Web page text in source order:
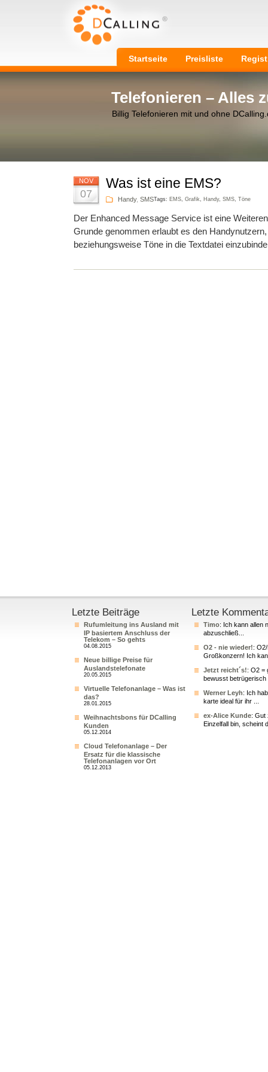
Startseite Preisliste
Telefonieren – Alles
Billig Telefonieren mit und ohne
NOV
07
Was ist eine EMS?
Tags: EMS, Grafik, Handy, SMS, Töne
Handy, SMS
Der Enhanced Message Service ist eine
Grunde genommen erlaubt es den
beziehungsweise Töne in die Textdatei
Letzte Beiträge
Rufumleitung ins Ausland mit
IP basiertem Anschluss der
Telekom – So gehts
04.08.2015
Neue billige Preise für
Auslandstelefonate
20.05.2015
Virtuelle Telefonanlage – Was ist
das?
28.01.2015
Weihnachtsbons für DCalling
Kunden
05.12.2014
Cloud Telefonanlage – Der
Ersatz für die klassische
Telefonanlagen vor Ort
05.12.2013
Letzte
Timo: Ich kann allen
abzuschließ...
O2 - nie wieder!:
Großkonzern! Ich
Jetzt reicht´s!: O2 =
bewusst betrügerisch
Werner Leyh: Ich
karte ideal für ihr ...
ex-Alice Kunde: Gut
Einzelfall bin, scheint